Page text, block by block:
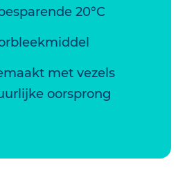
20°C
met vezels
oorsprong